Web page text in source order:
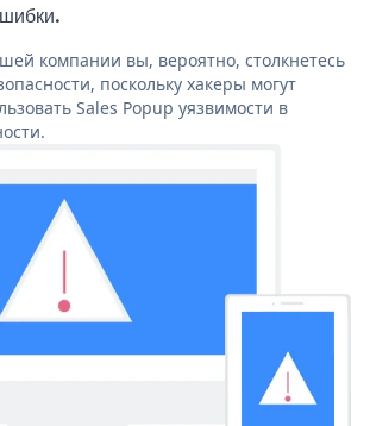
компании вы, вероятно, столкнетесь
поскольку хакеры могут
Sales Popup уязвимости в